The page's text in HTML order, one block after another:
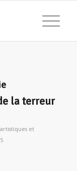
la terreur
et